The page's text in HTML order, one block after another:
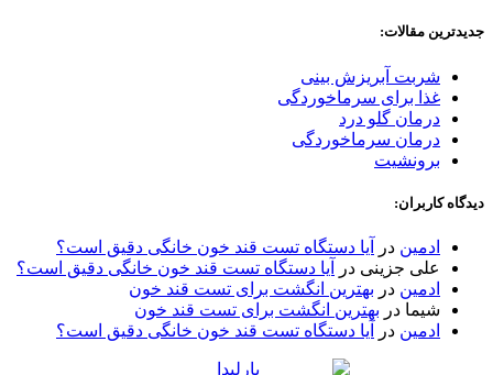
جدیدترین مقالات:
شربت آبریزش بینی
غذا برای سرماخوردگی
درمان گلو درد
درمان سرماخوردگی
برونشیت
دیدگاه کاربران:
ادمین در
آیا دستگاه تست قند خون خانگی دقیق است؟
علی جزینی در
آیا دستگاه تست قند خون خانگی دقیق است؟
ادمین در بهترین انگشت برای تست قند خون
شیما در بهترین انگشت برای تست قند خون
ادمین در آیا دستگاه تست قند خون خانگی دقیق است؟